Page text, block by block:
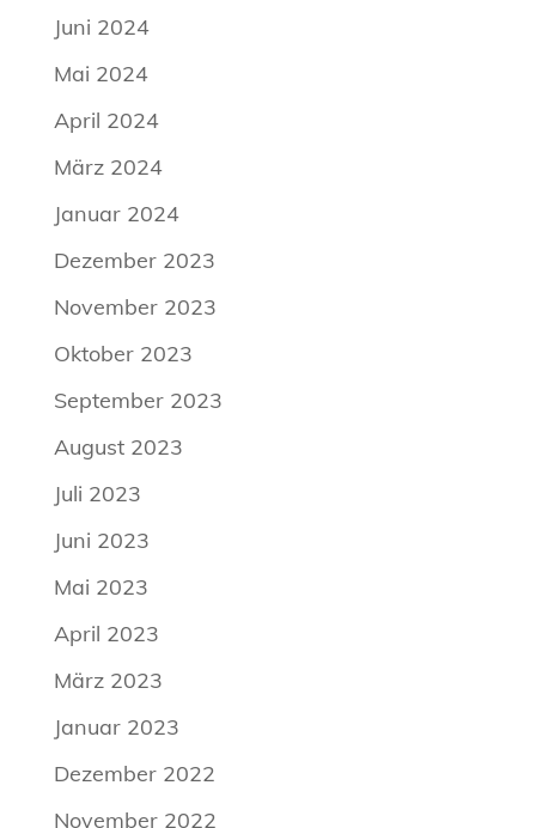
Juni 2024
Mai 2024
April 2024
März 2024
Januar 2024
Dezember 2023
November 2023
Oktober 2023
September 2023
August 2023
Juli 2023
Juni 2023
Mai 2023
April 2023
März 2023
Januar 2023
Dezember 2022
November 2022